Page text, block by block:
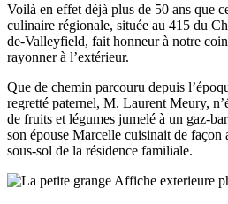
Voilà en effet déjà plus de 50 ans que
culinaire régionale, située au 415 du
de-Valleyfield, fait honneur à notre
rayonner à l’extérieur.
Que de chemin parcouru depuis
regretté paternel, M. Laurent Meury,
de fruits et légumes jumelé à un gaz-
son épouse Marcelle cuisinait de façon
sous-sol de la résidence familiale.